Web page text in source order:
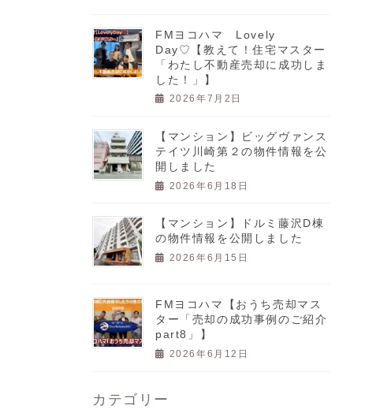
FMヨコハマ Lovely
Day♡【教えて！住宅マスター
「わたし不動産売却に成功しま
した！」】
2026年7月2日
【マンション】ビッグヴァンス
テイツ川崎第２の物件情報を公
開しました
2026年6月18日
【マンション】ドルミ藤沢D棟
の物件情報を公開しました
2026年6月15日
FMヨコハマ【おうち売却マス
ター「売却の成功事例のご紹介
part8」】
2026年6月12日
カテゴリー